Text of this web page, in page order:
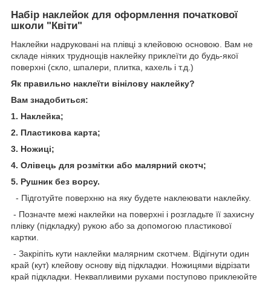
Набір наклейок для оформлення початкової
школи "Квіти"
Наклейки надруковані на плівці з клейовою основою. Вам не
складе ніяких труднощів наклейку приклеїти до будь-якої
поверхні (скло, шпалери, плитка, кахель і т.д.)
Як правильно наклеїти вінілову наклейку?
Вам знадобиться:
1. Наклейка;
2. Пластикова карта;
3. Ножиці;
4. Олівець для розмітки або малярний скотч;
5. Рушник без ворсу.
- Підготуйте поверхню на яку будете наклеювати наклейку.
- Позначте межі наклейки на поверхні і розгладьте її захисну
плівку (підкладку) рукою або за допомогою пластикової
картки.
- Закріпіть кути наклейки малярним скотчем. Відігнути один
край (кут) клейову основу від підкладки. Ножицями відрізати
край підкладки. Неквапливими рухами поступово приклеюйте